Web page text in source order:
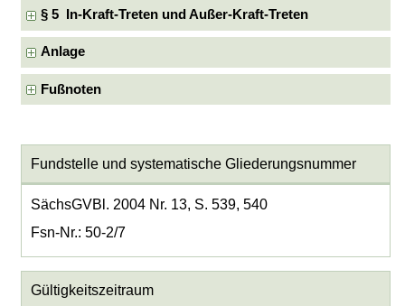
§ 5 In-Kraft-Treten und Außer-Kraft-Treten
Anlage
Fußnoten
Fundstelle und systematische Gliederungsnummer
SächsGVBl. 2004 Nr. 13, S. 539, 540
Fsn-Nr.: 50-2/7
Gültigkeitszeitraum